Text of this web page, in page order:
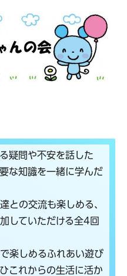
疑問や不安を話した
な知識を一緒に学んだ
との交流も楽しめる、
していただける全4回
楽しめるふれあい遊び
これからの生活に活か